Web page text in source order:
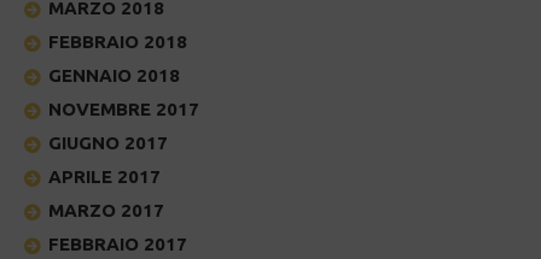
MARZO 2018
FEBBRAIO 2018
GENNAIO 2018
NOVEMBRE 2017
GIUGNO 2017
APRILE 2017
MARZO 2017
FEBBRAIO 2017